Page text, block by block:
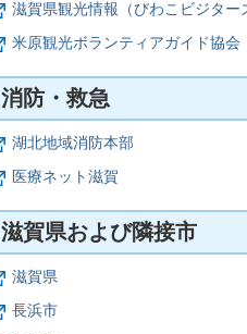
滋賀県観光情報（びわこビジター
米原観光ボランティアガイド協会
消防・救急
湖北地域消防本部
医療ネット滋賀
滋賀県および隣接市
滋賀県
長浜市